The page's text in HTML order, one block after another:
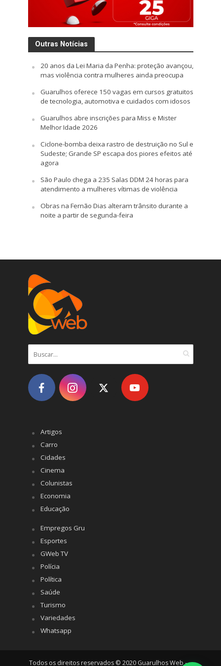
Outras Notícias
20 anos da Lei Maria da Penha: proteção avançou,
mas violência contra mulheres ainda preocupa
Guarulhos oferece 150 vagas em cursos gratuitos
de tecnologia, automotiva e cuidados com idosos
Guarulhos abre inscrições para Miss e Mister
Melhor Idade 2026
Ciclone-bomba deixa rastro de destruição no Sul e
Sudeste; Grande SP escapa dos piores efeitos até
agora
São Paulo chega a 235 Salas DDM 24 horas para
atendimento a mulheres vítimas de violência
Obras na Fernão Dias alteram trânsito durante a
noite a partir de segunda-feira
Artigos
Carro
Cidades
Cinema
Colunistas
Economia
Educação
Empregos Gru
Esportes
GWeb TV
Polícia
Política
Saúde
Turismo
Variedades
Whatsapp
Todos os direitos reservados © 2020 Guarulhos Web -